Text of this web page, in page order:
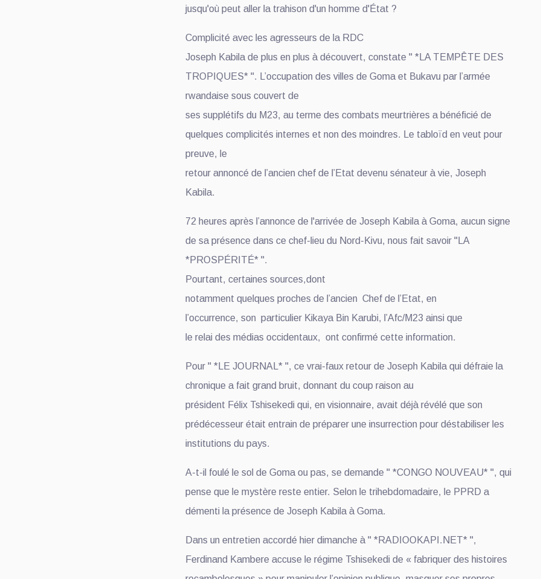
jusqu'où peut aller la trahison d'un homme d'État ?
Complicité avec les agresseurs de la RDC
Joseph Kabila de plus en plus à découvert, constate " *LA TEMPÊTE DES
TROPIQUES* ". L’occupation des villes de Goma et Bukavu par l’armée
rwandaise sous couvert de
ses supplétifs du M23, au terme des combats meurtrières a bénéficié de
quelques complicités internes et non des moindres. Le tabloïd en veut pour
preuve, le
retour annoncé de l’ancien chef de l’Etat devenu sénateur à vie, Joseph
Kabila.
72 heures après l’annonce de l'arrivée de Joseph Kabila à Goma, aucun signe
de sa présence dans ce chef-lieu du Nord-Kivu, nous fait savoir "LA
*PROSPÉRITÉ* ".
Pourtant, certaines sources,dont
notamment quelques proches de l’ancien Chef de l’Etat, en
l’occurrence, son particulier Kikaya Bin Karubi, l’Afc/M23 ainsi que
le relai des médias occidentaux, ont confirmé cette information.
Pour " *LE JOURNAL* ", ce vrai-faux retour de Joseph Kabila qui défraie la
chronique a fait grand bruit, donnant du coup raison au
président Félix Tshisekedi qui, en visionnaire, avait déjà révélé que son
prédécesseur était entrain de préparer une insurrection pour déstabiliser les
institutions du pays.
A-t-il foulé le sol de Goma ou pas, se demande " *CONGO NOUVEAU* ", qui
pense que le mystère reste entier. Selon le trihebdomadaire, le PPRD a
démenti la présence de Joseph Kabila à Goma.
Dans un entretien accordé hier dimanche à " *RADIOOKAPI.NET* ",
Ferdinand Kambere accuse le régime Tshisekedi de « fabriquer des histoires